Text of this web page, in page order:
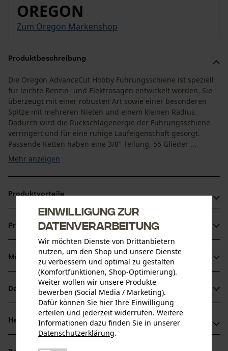
OREGON
Zum Oregon Markenshop
Produktbeschreibung
Die Oregon AdvanceCut Hobby Führungsschiene ist speziell
für leichte Benzin- und Elektrosägen entwickelt worden. Sie
überzeugt mit einer robusten Art sowie einer besonderen
Spitze mit mehreren Nieten und einem kleinen Radius.
Dadurch wird die Rückschlagenergie der Führungsschiene
verringert und für eine ruhige Laufeigenschaft gesorgt.
Passende Ketten haben eine 3/8" Teilung, 55 Glieder ...
Mehr anzeigen
Produktvorteile
Kombiniert die hohe Stabilität mit einem geringen Gewicht
dank Siliziumstahl-Legierung
Für eine höhere Schnittleistung und eine längere
Lebensdauer von Schiene und Kette dank einer Sperre, die
das Schmiermittel dort hält, wo es gebraucht wird
Ideal für die Landschafts- und Grundstückspflege,
Baumschulen, Landwirte, Brennholz, den Bau/Abriss,
öffentliche Arbeiten und die Feuerwehr
Produktinformationen
Produktdetails
Aktivitätstyp
Altersgruppe
Material & Pflege
Material
Hauptmaterial
Datenblätter
Herstellerdatenblatt (PDF)
Herstellerinformationen
Einwilligung zur
Datenverarbeitung
Wir möchten Dienste von Drittanbietern
nutzen, um den Shop und unsere Dienste
zu verbessern und optimal zu gestalten
(Komfortfunktionen, Shop-Optimierung).
Weiter wollen wir unsere Produkte
bewerben (Social Media / Marketing).
Dafür können Sie hier Ihre Einwilligung
erteilen und jederzeit widerrufen. Weitere
Informationen dazu finden Sie in unserer
Datenschutzerklärung.